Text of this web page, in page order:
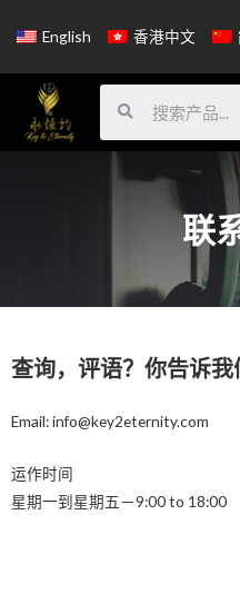
English 香港中文
联
查询，评语？你告诉我
Email: info@key2eternity.com
运作时间
星期一到星期五－9:00 to 18:00